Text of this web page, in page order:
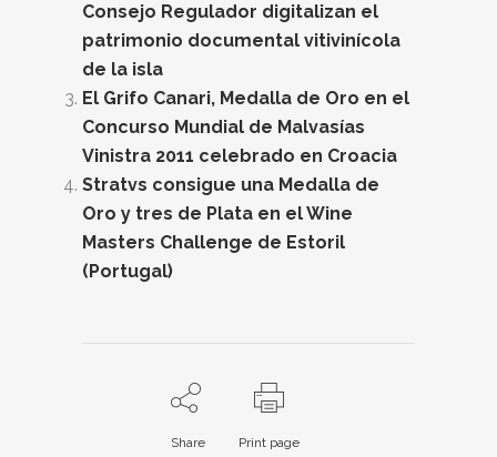
Consejo Regulador digitalizan el
patrimonio documental vitivinícola
de la isla
El Grifo Canari, Medalla de Oro en el
Concurso Mundial de Malvasías
Vinistra 2011 celebrado en Croacia
Stratvs consigue una Medalla de
Oro y tres de Plata en el Wine
Masters Challenge de Estoril
(Portugal)
Share Print page